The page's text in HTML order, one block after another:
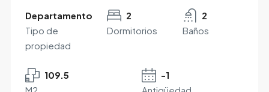
Departamento
Tipo de
propiedad
2
Dormitorios
2
Baños
109.5
-1